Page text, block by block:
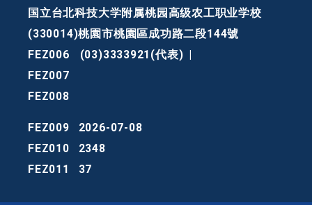
国立台北科技大学附属桃园高级农工职业学校
(330014)桃園市桃園區成功路二段144號
FEZ006
(03)3333921(代表)
FEZ007
FEZ008
FEZ009
2026-07-08
FEZ010
2348
FEZ011
37